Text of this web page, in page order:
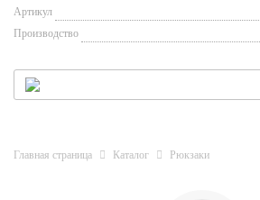
Артикул
Производство
Главная страница Каталог Рюкзаки